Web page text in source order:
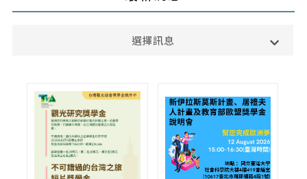
選擇訊息
演講與學術活動
校外活動
校內活動